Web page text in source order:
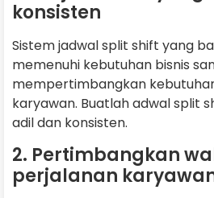
konsisten
Sistem jadwal split shift yang
memenuhi kebutuhan bisnis
mempertimbangkan
karyawan. Buatlah adwal split
adil dan konsisten.
2. Pertimbangkan
perjalanan